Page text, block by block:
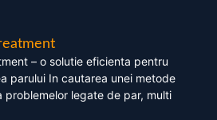
– o solutie eficienta pentru
parului In cautarea unei metode
legate de par, multi